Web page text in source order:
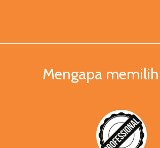
Mengapa